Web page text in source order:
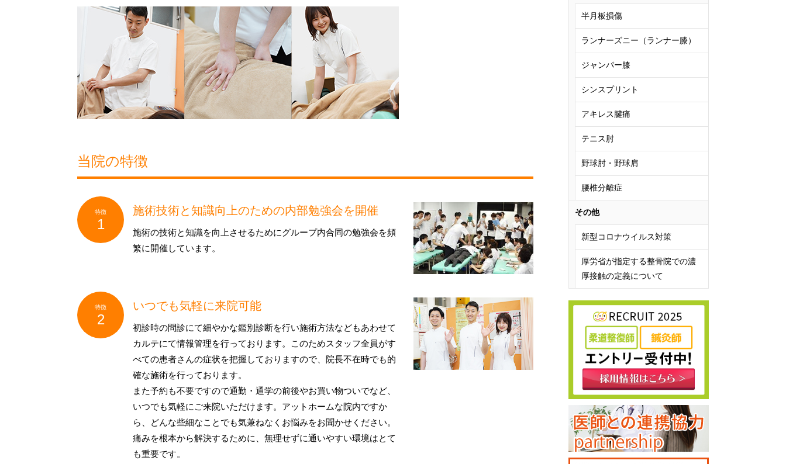
当院の特徴
施術技術と知識向上のための内部勉強会を開催
施術の技術と知識を向上させるためにグループ内合同の勉強会を頻
繁に開催しています。
いつでも気軽に来院可能
初診時の問診にて細やかな鑑別診断を行い施術方法などもあわせて
カルテにて情報管理を行っております。このためスタッフ全員がす
べての患者さんの症状を把握しておりますので、院長不在時でも的
確な施術を行っております。
また予約も不要ですので通勤・通学の前後やお買い物ついでなど、
いつでも気軽にご来院いただけます。アットホームな院内ですか
ら、どんな些細なことでも気兼ねなくお悩みをお聞かせください。
痛みを根本から解決するために、無理せずに通いやすい環境はとて
も重要です。
半月板損傷
ランナーズニー（ランナー膝）
ジャンパー膝
シンスプリント
アキレス腱痛
テニス肘
野球肘・野球肩
腰椎分離症
その他
新型コロナウイルス対策
厚労省が指定する整骨院での濃
厚接触の定義について